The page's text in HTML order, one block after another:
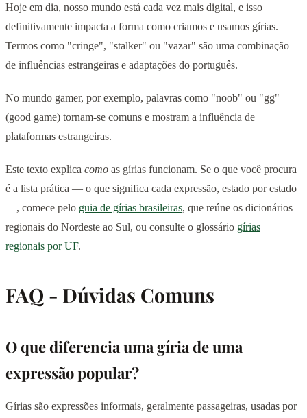
Hoje em dia, nosso mundo está cada vez mais digital, e isso
definitivamente impacta a forma como criamos e usamos gírias.
Termos como "cringe", "stalker" ou "vazar" são uma combinação
de influências estrangeiras e adaptações do português.
No mundo gamer, por exemplo, palavras como "noob" ou "gg"
(good game) tornam-se comuns e mostram a influência de
plataformas estrangeiras.
Este texto explica como as gírias funcionam. Se o que você procura
é a lista prática — o que significa cada expressão, estado por estado
—, comece pelo guia de gírias brasileiras, que reúne os dicionários
regionais do Nordeste ao Sul, ou consulte o glossário gírias
regionais por UF.
FAQ - Dúvidas Comuns
O que diferencia uma gíria de uma
expressão popular?
Gírias são expressões informais, geralmente passageiras, usadas por